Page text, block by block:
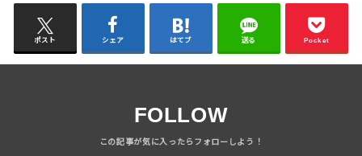
ポスト シェア はてブ 送る Pocket
FOLLOW